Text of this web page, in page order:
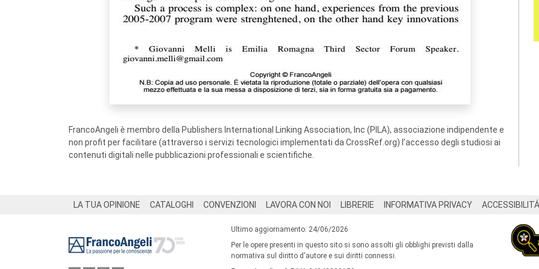
FrancoAngeli è membro della Publishers International Linking Association, Inc (PILA), associazione indipendente e
non profit per facilitare (attraverso i servizi tecnologici implementati da CrossRef.org) l’accesso degli studiosi ai
contenuti digitali nelle pubblicazioni professionali e scientifiche.
LA TUA OPINIONE CATALOGHI CONVENZIONI LAVORA CON NOI LIBRERIE INFORMATIVA PRIVACY ACCESSIBILITÁ
Ultimo aggiornamento: 24/06/2026
Per le opere presenti in questo sito si sono assolti gli obblighi previsti dalla
normativa sul diritto d'autore e sui diritti connessi.